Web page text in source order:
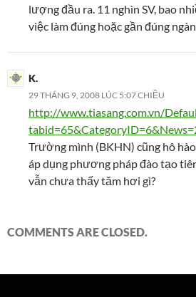
lượng đầu ra. 11 nghìn SV, bao
việc làm đúng hoặc gần đúng
K.
29 THÁNG 9, 2008 LÚC 5:07 CHIỀU
http://www.tiasang.com.vn/
Trường mình (BKHN) cũng hô
áp dụng phương pháp đào tạo
vẫn chưa thấy tăm hơi gì?
COMMENTS ARE CLOSED.